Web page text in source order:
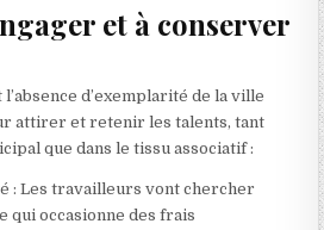
et à conserver
d’exemplarité de la ville
attirer et retenir les talents, tant
que dans le tissu associatif :
: Les travailleurs vont chercher
qui occasionne des frais